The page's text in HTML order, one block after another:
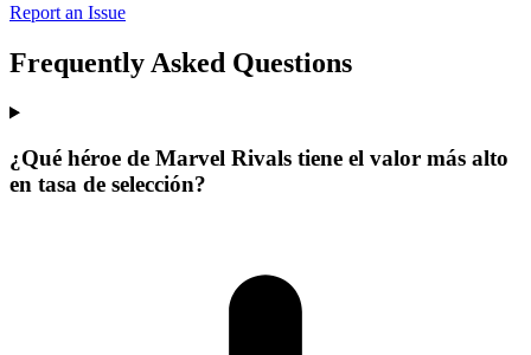
Report an Issue
Frequently Asked Questions
¿Qué héroe de Marvel Rivals tiene el valor más alto
en tasa de selección?